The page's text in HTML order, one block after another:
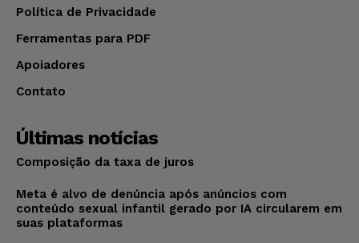
Política de Privacidade
Ferramentas para PDF
Apoiadores
Contato
Últimas notícias
Composição da taxa de juros
Meta é alvo de denúncia após anúncios com
conteúdo sexual infantil gerado por IA circularem em
suas plataformas